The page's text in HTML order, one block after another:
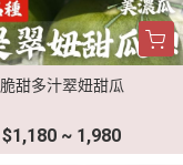
脆甜多汁翠妞甜瓜
$1,180 ~ 1,980